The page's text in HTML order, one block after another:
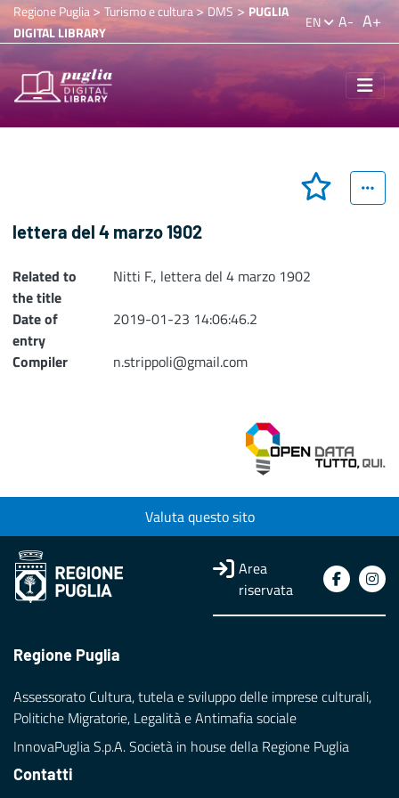
Regione Puglia> Turismo e cultura>DMS > PUGLIA
DIGITAL LIBRARY
EN A- A+
lettera del 4 marzo 1902
Related to
the title
Nitti F., lettera del 4 marzo 1902
Date of
entry
2019-01-23 14:06:46.2
Compiler
n.strippoli@gmail.com
Valuta questo sito
Area
riservata
Regione Puglia
Assessorato Cultura, tutela e sviluppo delle imprese culturali,
Politiche Migratorie, Legalità e Antimafia sociale
InnovaPuglia S.p.A. Società in house della Regione Puglia
Contatti